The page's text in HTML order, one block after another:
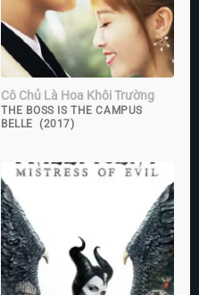
Cô Chủ Là Hoa Khôi Trường
THE BOSS IS THE CAMPUS
BELLE (2017)